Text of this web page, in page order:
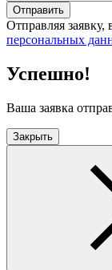
Отправить
Отправляя заявку,
персональных
Успешно!
Ваша заявка
Закрыть